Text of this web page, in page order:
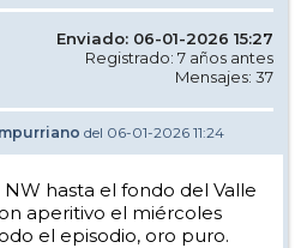
Enviado: 06-01-2026 15:27
Registrado: 7 años antes
Mensajes: 37
del 06-01-2026 11:24
NW hasta el fondo del Valle
aperitivo el miércoles
el episodio, oro puro.